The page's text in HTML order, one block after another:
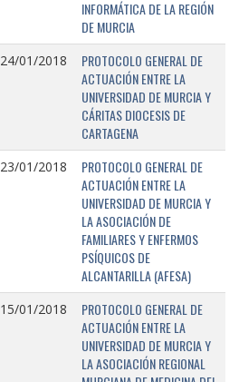
INFORMÁTICA DE LA REGIÓN
DE MURCIA
24/01/2018
PROTOCOLO GENERAL DE
ACTUACIÓN ENTRE LA
UNIVERSIDAD DE MURCIA Y
CÁRITAS DIOCESIS DE
CARTAGENA
23/01/2018
PROTOCOLO GENERAL DE
ACTUACIÓN ENTRE LA
UNIVERSIDAD DE MURCIA Y
LA ASOCIACIÓN DE
FAMILIARES Y ENFERMOS
PSÍQUICOS DE
ALCANTARILLA (AFESA)
15/01/2018
PROTOCOLO GENERAL DE
ACTUACIÓN ENTRE LA
UNIVERSIDAD DE MURCIA Y
LA ASOCIACIÓN REGIONAL